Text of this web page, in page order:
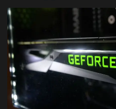
NOTIZIE
ACCEDI O REGISTRATI